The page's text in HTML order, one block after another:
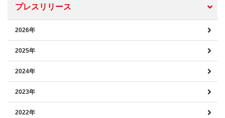
プレスリリース
2026年
2025年
2024年
2023年
2022年